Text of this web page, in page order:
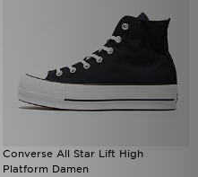
Converse All Star Lift High
Platform Damen